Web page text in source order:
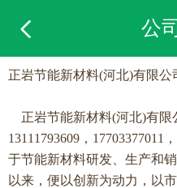
公
正岩节能新材料(河北)有限公
正岩节能新材料(河北)有限
13111793609，
于节能新材料研发、生产和
以来，便以创新为动力，以